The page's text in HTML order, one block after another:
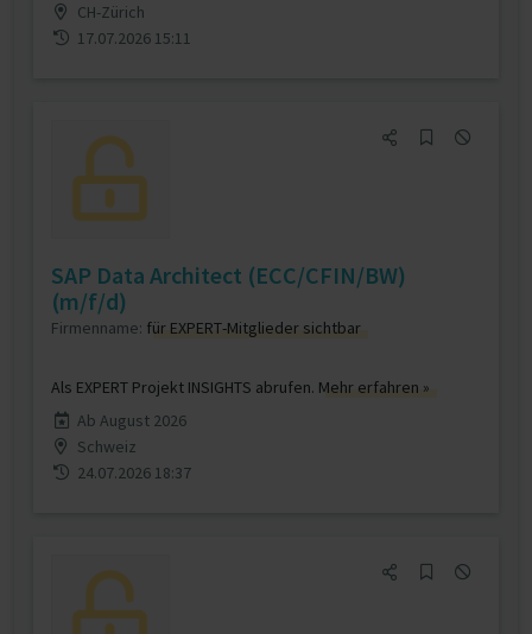
CH-Zürich
17.07.2026 15:11
SAP Data Architect (ECC/CFIN/BW)
(m/f/d)
Firmenname: für EXPERT-Mitglieder sichtbar
Als EXPERT Projekt INSIGHTS abrufen. Mehr erfahren »
Ab August 2026
Schweiz
24.07.2026 18:37